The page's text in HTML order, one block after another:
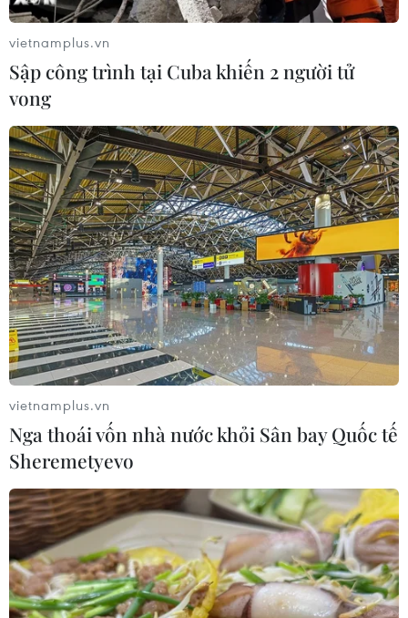
vietnamplus.vn
Sập công trình tại Cuba khiến 2 người tử
vong
vietnamplus.vn
Nga thoái vốn nhà nước khỏi Sân bay Quốc tế
Sheremetyevo